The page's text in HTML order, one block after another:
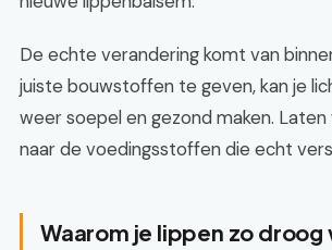
De echte verandering komt van
juiste bouwstoffen te geven, kan je
weer soepel en gezond maken. Laten
naar de voedingsstoffen die echt
Waarom je lippen zo droog